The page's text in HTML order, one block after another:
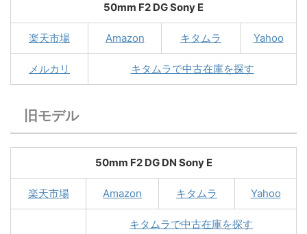
50mm F2 DG Sony E
楽天市場 Amazon キタムラ Yahoo
メルカリ キタムラで中古在庫を探す
旧モデル
50mm F2 DG DN Sony E
楽天市場 Amazon キタムラ Yahoo
キタムラで中古在庫を探す